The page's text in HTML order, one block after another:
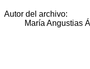
Autor del archivo:
María Angustias